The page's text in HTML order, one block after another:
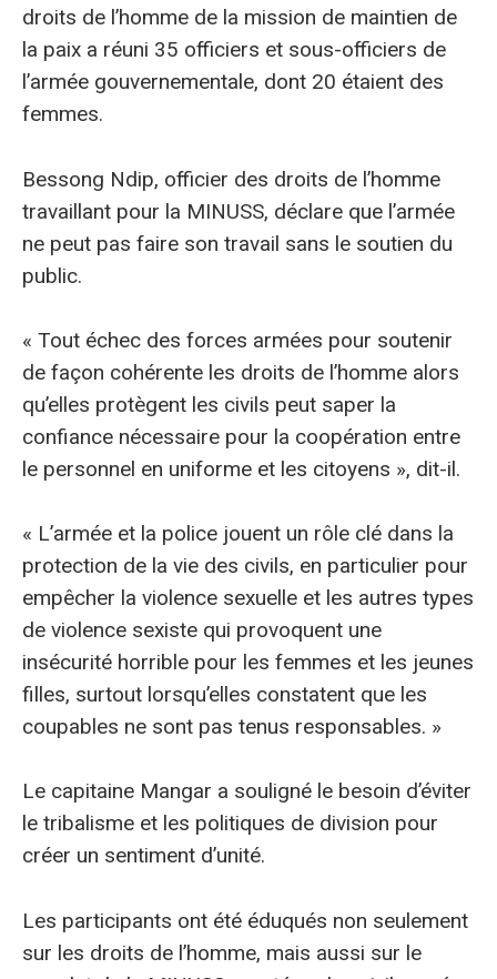
droits de l’homme de la mission de maintien de
la paix a réuni 35 officiers et sous-officiers de
l’armée gouvernementale, dont 20 étaient des
femmes.
Bessong Ndip, officier des droits de l’homme
travaillant pour la MINUSS, déclare que l’armée
ne peut pas faire son travail sans le soutien du
public.
« Tout échec des forces armées pour soutenir
de façon cohérente les droits de l’homme alors
qu’elles protègent les civils peut saper la
confiance nécessaire pour la coopération entre
le personnel en uniforme et les citoyens », dit-il.
« L’armée et la police jouent un rôle clé dans la
protection de la vie des civils, en particulier pour
empêcher la violence sexuelle et les autres types
de violence sexiste qui provoquent une
insécurité horrible pour les femmes et les jeunes
filles, surtout lorsqu’elles constatent que les
coupables ne sont pas tenus responsables. »
Le capitaine Mangar a souligné le besoin d’éviter
le tribalisme et les politiques de division pour
créer un sentiment d’unité.
Les participants ont été éduqués non seulement
sur les droits de l’homme, mais aussi sur le